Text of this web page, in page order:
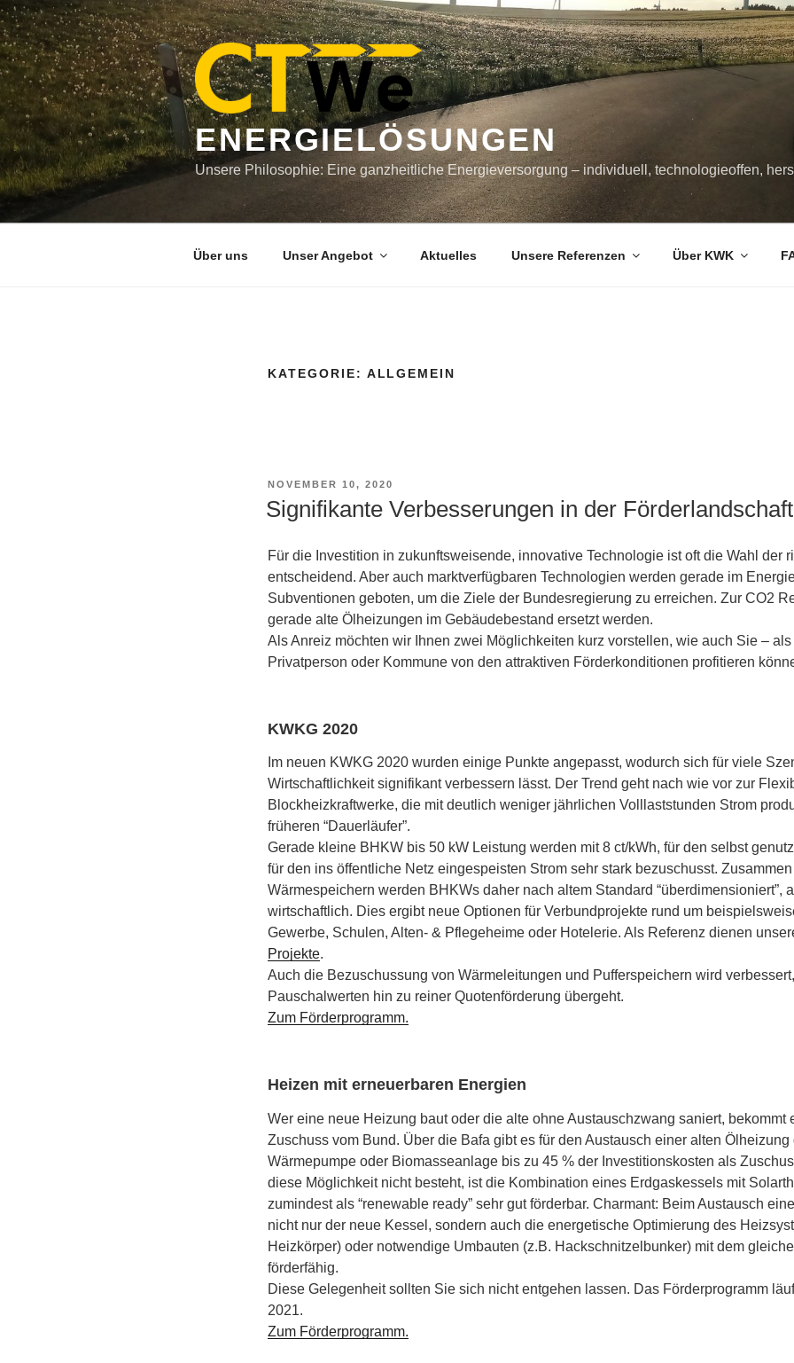
Zum
Inhalt
springen
ENERGIELÖSUNGEN
Unsere Philosophie: Eine ganzheitliche Energieversorgung – individuell, technologieoffen,
Über uns Unser Angebot Aktuelles Unsere Referenzen Über KWK
KATEGORIE: ALLGEMEIN
VERÖFFENTLICHT
NOVEMBER 10, 2020
Signifikante Verbesserungen in der Förderlandschaft
Für die Investition in zukunftsweisende, innovative Technologie ist oft die Wahl der
entscheidend. Aber auch marktverfügbaren Technologien werden gerade im
Subventionen geboten, um die Ziele der Bundesregierung zu erreichen. Zur CO2
gerade alte Ölheizungen im Gebäudebestand ersetzt werden.
Als Anreiz möchten wir Ihnen zwei Möglichkeiten kurz vorstellen, wie auch Sie –
Privatperson oder Kommune von den attraktiven Förderkonditionen profitieren
KWKG 2020
Im neuen KWKG 2020 wurden einige Punkte angepasst, wodurch sich für viele
Wirtschaftlichkeit signifikant verbessern lässt. Der Trend geht nach wie vor zur
Blockheizkraftwerke, die mit deutlich weniger jährlichen Volllaststunden Strom
früheren “Dauerläufer”.
Gerade kleine BHKW bis 50 kW Leistung werden mit 8 ct/kWh, für den selbst
für den ins öffentliche Netz eingespeisten Strom sehr stark bezuschusst.
Wärmespeichern werden BHKWs daher nach altem Standard “überdimensioniert”,
wirtschaftlich. Dies ergibt neue Optionen für Verbundprojekte rund um
Gewerbe, Schulen, Alten- & Pflegeheime oder Hotelerie. Als Referenz dienen
Projekte.
Auch die Bezuschussung von Wärmeleitungen und Pufferspeichern wird
Pauschalwerten hin zu reiner Quotenförderung übergeht.
Zum Förderprogramm.
Heizen mit erneuerbaren Energien
Wer eine neue Heizung baut oder die alte ohne Austauschzwang saniert, bekommt
Zuschuss vom Bund. Über die Bafa gibt es für den Austausch einer alten
Wärmepumpe oder Biomasseanlage bis zu 45 % der Investitionskosten als
diese Möglichkeit nicht besteht, ist die Kombination eines Erdgaskessels mit
zumindest als “renewable ready” sehr gut förderbar. Charmant: Beim Austausch
nicht nur der neue Kessel, sondern auch die energetische Optimierung des
Heizkörper) oder notwendige Umbauten (z.B. Hackschnitzelbunker) mit dem
förderfähig.
Diese Gelegenheit sollten Sie sich nicht entgehen lassen. Das Förderprogramm
2021.
Zum Förderprogramm.